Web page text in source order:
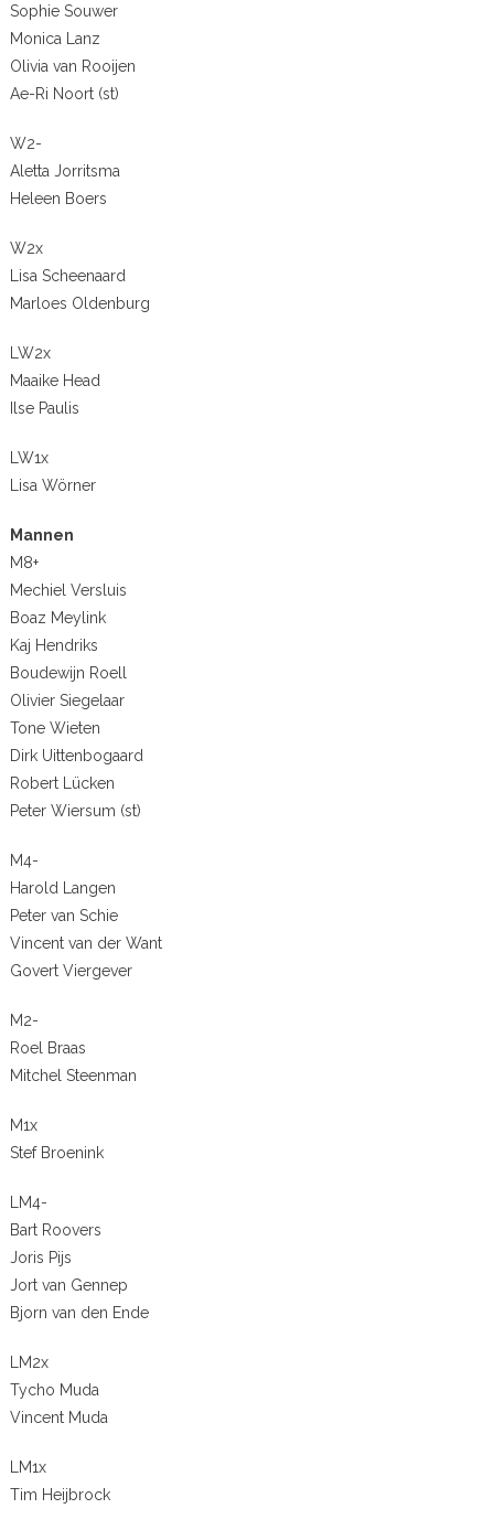
Sophie Souwer
Monica Lanz
Olivia van Rooijen
Ae-Ri Noort (st)
W2-
Aletta Jorritsma
Heleen Boers
W2x
Lisa Scheenaard
Marloes Oldenburg
LW2x
Maaike Head
Ilse Paulis
LW1x
Lisa Wörner
Mannen
M8+
Mechiel Versluis
Boaz Meylink
Kaj Hendriks
Boudewijn Roell
Olivier Siegelaar
Tone Wieten
Dirk Uittenbogaard
Robert Lücken
Peter Wiersum (st)
M4-
Harold Langen
Peter van Schie
Vincent van der Want
Govert Viergever
M2-
Roel Braas
Mitchel Steenman
M1x
Stef Broenink
LM4-
Bart Roovers
Joris Pijs
Jort van Gennep
Bjorn van den Ende
LM2x
Tycho Muda
Vincent Muda
LM1x
Tim Heijbrock